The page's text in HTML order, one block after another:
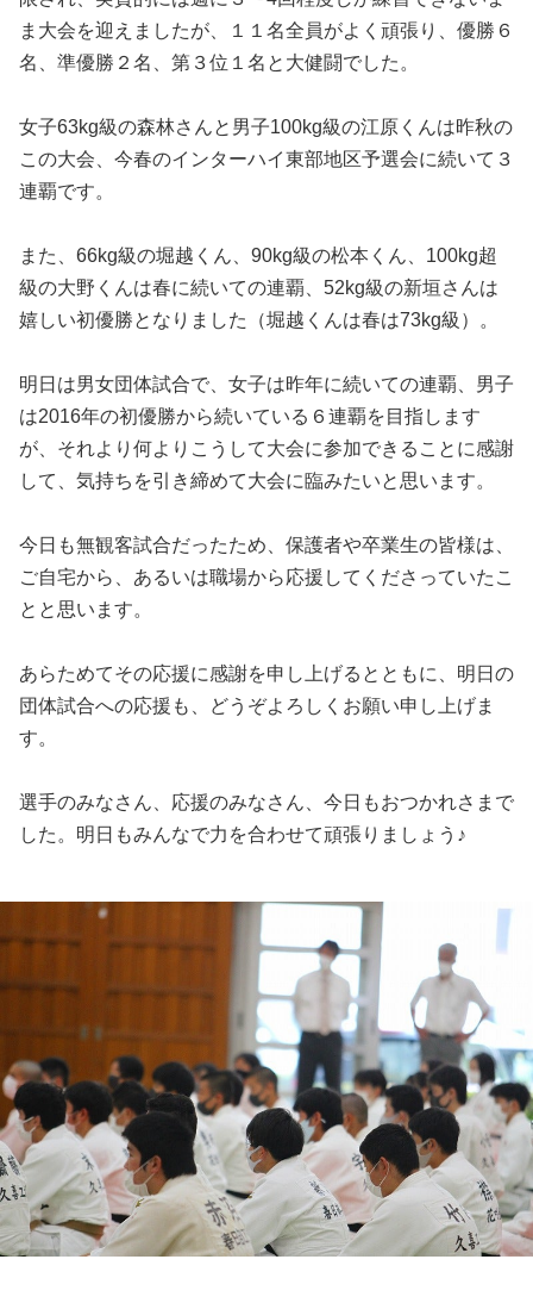
ま大会を迎えましたが、１１名全員がよく頑張り、優勝６
名、準優勝２名、第３位１名と大健闘でした。
女子63kg級の森林さんと男子100kg級の江原くんは昨秋の
この大会、今春のインターハイ東部地区予選会に続いて３
連覇です。
また、66kg級の堀越くん、90kg級の松本くん、100kg超
級の大野くんは春に続いての連覇、52kg級の新垣さんは
嬉しい初優勝となりました（堀越くんは春は73kg級）。
明日は男女団体試合で、女子は昨年に続いての連覇、男子
は2016年の初優勝から続いている６連覇を目指します
が、それより何よりこうして大会に参加できることに感謝
して、気持ちを引き締めて大会に臨みたいと思います。
今日も無観客試合だったため、保護者や卒業生の皆様は、
ご自宅から、あるいは職場から応援してくださっていたこ
とと思います。
あらためてその応援に感謝を申し上げるとともに、明日の
団体試合への応援も、どうぞよろしくお願い申し上げま
す。
選手のみなさん、応援のみなさん、今日もおつかれさまで
した。明日もみんなで力を合わせて頑張りましょう♪